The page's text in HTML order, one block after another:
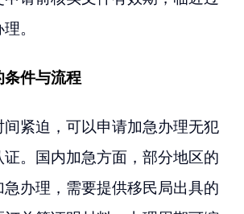
。
条件与流程
紧迫，可以申请加急办理无犯
。国内加急方面，部分地区的
办理，需要提供移民局出具的